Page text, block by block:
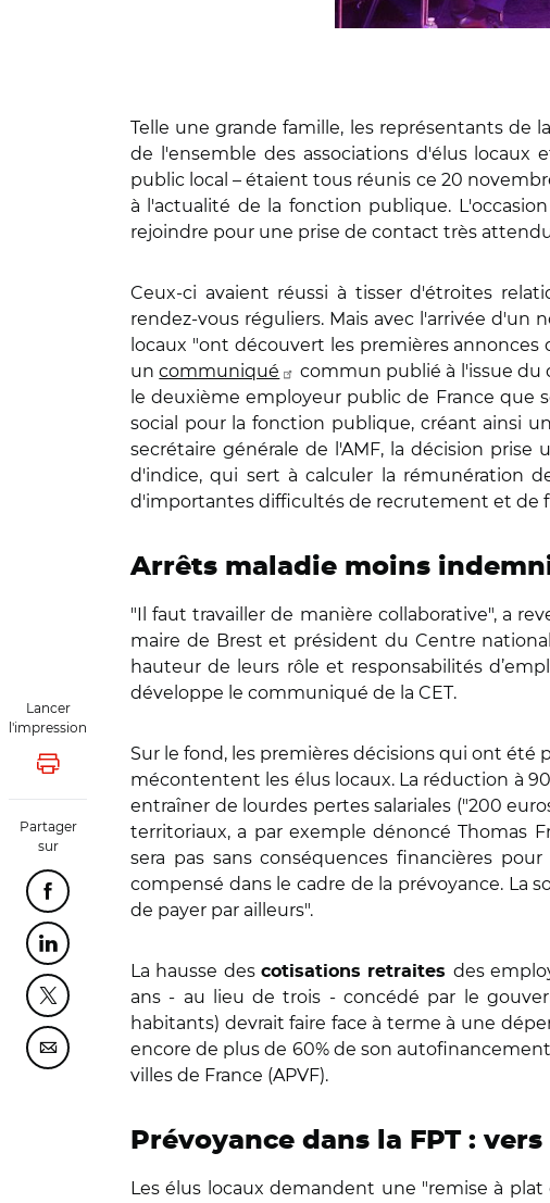
Lancer
l'impression
Lancer l'impression
Partager
sur
Partager cette page sur Facebook
Partager cette page sur Linkedin
Partager cette page sur Twitter
Partager cette page sur Courriel
Telle une grande famille, les représentants de
de l'ensemble des associations d'élus
public local – étaient tous réunis ce 20
à l'actualité de la fonction publique.
rejoindre pour une prise de contact très
Ceux-ci avaient réussi à tisser d'étroites
rendez-vous réguliers. Mais avec l'arrivée d'un
locaux "ont découvert les premières
uncommuniqué
commun publié à l'issue du
le deuxième employeur public de France que
social pour la fonction publique, créant ainsi
secrétaire générale de l'AMF, la décision
d'indice, qui sert à calculer la rémunération
d'importantes difficultés de recrutement et de
Arrêts maladie moins
"Il faut travailler de manière collaborative", a
maire de Brest et président du Centre
hauteur de leurs rôle et responsabilités
développe le communiqué de la CET.
Sur le fond, les premières décisions qui ont
mécontentent les élus locaux. La réduction à
entraîner de lourdes pertes salariales ("200
territoriaux, a par exemple dénoncé Thomas
sera pas sans conséquences financières
compensé dans le cadre de la prévoyance. La
de payer par ailleurs".
La hausse des cotisations retraites des
ans - au lieu de trois - concédé par le
habitants) devrait faire face à terme à une
encore de plus de 60% de son
villes de France (APVF).
Prévoyance dans la FPT :
Les élus locaux demandent une "remise à